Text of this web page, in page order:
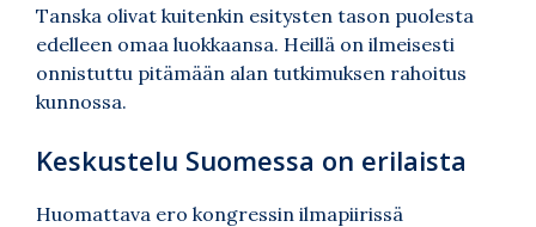
Tanska olivat kuitenkin esitysten tason puolesta
edelleen omaa luokkaansa. Heillä on ilmeisesti
onnistuttu pitämään alan tutkimuksen rahoitus
kunnossa.
Keskustelu Suomessa on erilaista
Huomattava ero kongressin ilmapiirissä